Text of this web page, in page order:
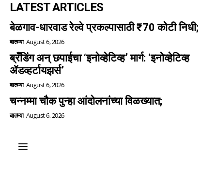
LATEST ARTICLES
बेळगाव-धारवाड रेल्वे प्रकल्पासाठी ₹70 कोटी निधी;
बातम्या August 6, 2026
ब्रँडिंग अन् छपाईचा ‘इनोव्हेटिव्ह’ मार्ग: ‘इनोव्हेटिव्ह
ॲडव्हर्टायझर्स’
बातम्या August 6, 2026
चन्नम्मा चौक पुन्हा आंदोलनांच्या विळख्यात;
बातम्या August 6, 2026